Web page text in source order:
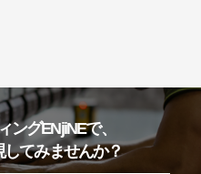
ングENjiNEで、
てみませんか？